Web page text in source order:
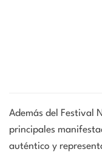
Además del Festival
principales
auténtico y